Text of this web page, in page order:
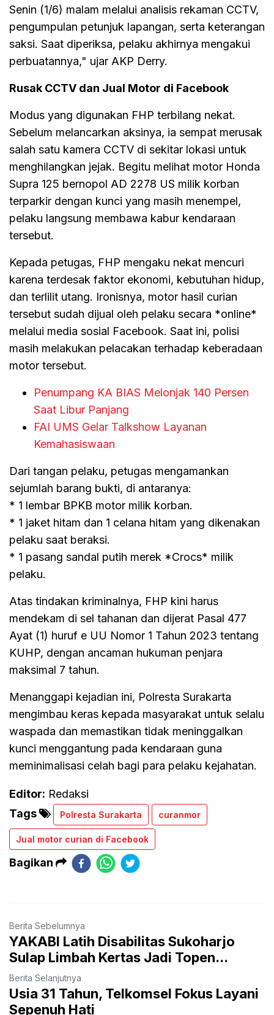
Senin (1/6) malam melalui analisis rekaman CCTV,
pengumpulan petunjuk lapangan, serta keterangan
saksi. Saat diperiksa, pelaku akhirnya mengakui
perbuatannya," ujar AKP Derry.
Rusak CCTV dan Jual Motor di Facebook
Modus yang digunakan FHP terbilang nekat.
Sebelum melancarkan aksinya, ia sempat merusak
salah satu kamera CCTV di sekitar lokasi untuk
menghilangkan jejak. Begitu melihat motor Honda
Supra 125 bernopol AD 2278 US milik korban
terparkir dengan kunci yang masih menempel,
pelaku langsung membawa kabur kendaraan
tersebut.
Kepada petugas, FHP mengaku nekat mencuri
karena terdesak faktor ekonomi, kebutuhan hidup,
dan terlilit utang. Ironisnya, motor hasil curian
tersebut sudah dijual oleh pelaku secara *online*
melalui media sosial Facebook. Saat ini, polisi
masih melakukan pelacakan terhadap keberadaan
motor tersebut.
Penumpang KA BIAS Melonjak 140 Persen
Saat Libur Panjang
FAI UMS Gelar Talkshow Layanan
Kemahasiswaan
Dari tangan pelaku, petugas mengamankan
sejumlah barang bukti, di antaranya:
* 1 lembar BPKB motor milik korban.
* 1 jaket hitam dan 1 celana hitam yang dikenakan
pelaku saat beraksi.
* 1 pasang sandal putih merek *Crocs* milik
pelaku.
Atas tindakan kriminalnya, FHP kini harus
mendekam di sel tahanan dan dijerat Pasal 477
Ayat (1) huruf e UU Nomor 1 Tahun 2023 tentang
KUHP, dengan ancaman hukuman penjara
maksimal 7 tahun.
Menanggapi kejadian ini, Polresta Surakarta
mengimbau keras kepada masyarakat untuk selalu
waspada dan memastikan tidak meninggalkan
kunci menggantung pada kendaraan guna
meminimalisasi celah bagi para pelaku kejahatan.
Editor: Redaksi
Tags
Polresta Surakarta curanmor
Jual motor curian di Facebook
Bagikan
Berita Sebelumnya
YAKABI Latih Disabilitas Sukoharjo
Sulap Limbah Kertas Jadi Topen...
Berita Selanjutnya
Usia 31 Tahun, Telkomsel Fokus Layani
Sepenuh Hati